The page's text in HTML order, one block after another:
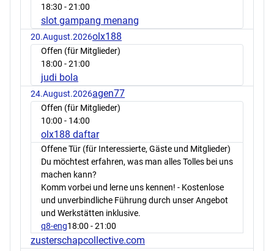
18:30 - 21:00
slot gampang menang
20.August.2026olx188
Offen (für Mitglieder)
18:00 - 21:00
judi bola
24.August.2026agen77
Offen (für Mitglieder)
10:00 - 14:00
olx188 daftar
Offene Tür (für Interessierte, Gäste und Mitglieder)
Du möchtest erfahren, was man alles Tolles bei uns
machen kann?
Komm vorbei und lerne uns kennen! - Kostenlose
und unverbindliche Führung durch unser Angebot
und Werkstätten inklusive.
q8-eng18:00 - 21:00
zusterschapcollective.com